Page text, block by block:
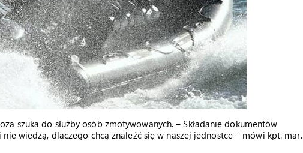
szuka do służby osób zmotywowanych. – Składanie dokumentów
wiedzą, dlaczego chcą znaleźć się w naszej jednostce – mówi kpt. mar.